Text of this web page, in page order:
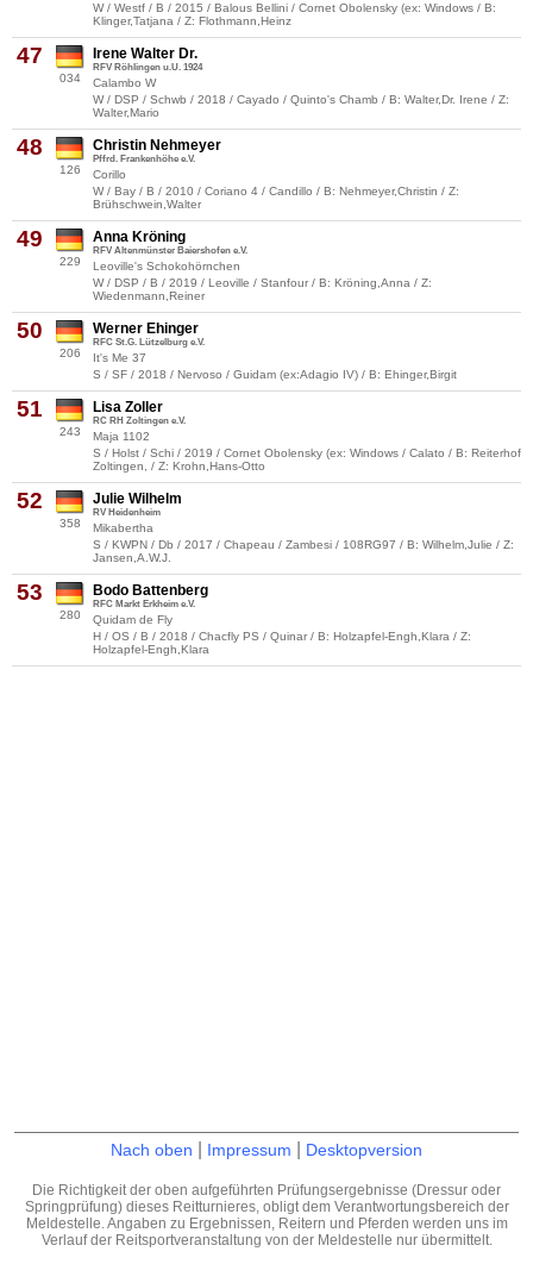
W / Westf / B / 2015 / Balous Bellini / Cornet Obolensky (ex: Windows / B:
Klinger,Tatjana / Z: Flothmann,Heinz
47
034
Irene Walter Dr.
RFV Röhlingen u.U. 1924
Calambo W
W / DSP / Schwb / 2018 / Cayado / Quinto's Chamb / B: Walter,Dr. Irene / Z:
Walter,Mario
48
126
Christin Nehmeyer
Pffrd. Frankenhöhe e.V.
Corillo
W / Bay / B / 2010 / Coriano 4 / Candillo / B: Nehmeyer,Christin / Z:
Brühschwein,Walter
49
229
Anna Kröning
RFV Altenmünster Baiershofen e.V.
Leoville's Schokohörnchen
W / DSP / B / 2019 / Leoville / Stanfour / B: Kröning,Anna / Z:
Wiedenmann,Reiner
50
206
Werner Ehinger
RFC St.G. Lützelburg e.V.
It's Me 37
S / SF / 2018 / Nervoso / Guidam (ex:Adagio IV) / B: Ehinger,Birgit
51
243
Lisa Zoller
RC RH Zoltingen e.V.
Maja 1102
S / Holst / Schi / 2019 / Cornet Obolensky (ex: Windows / Calato / B: Reiterhof
Zoltingen, / Z: Krohn,Hans-Otto
52
358
Julie Wilhelm
RV Heidenheim
Mikabertha
S / KWPN / Db / 2017 / Chapeau / Zambesi / 108RG97 / B: Wilhelm,Julie / Z:
Jansen,A.W.J.
53
280
Bodo Battenberg
RFC Markt Erkheim e.V.
Quidam de Fly
H / OS / B / 2018 / Chacfly PS / Quinar / B: Holzapfel-Engh,Klara / Z:
Holzapfel-Engh,Klara
Nach oben Impressum Desktopversion
Die Richtigkeit der oben aufgeführten Prüfungsergebnisse (Dressur oder
Springprüfung) dieses Reitturnieres, obligt dem Verantwortungsbereich der
Meldestelle. Angaben zu Ergebnissen, Reitern und Pferden werden uns im
Verlauf der Reitsportveranstaltung von der Meldestelle nur übermittelt.